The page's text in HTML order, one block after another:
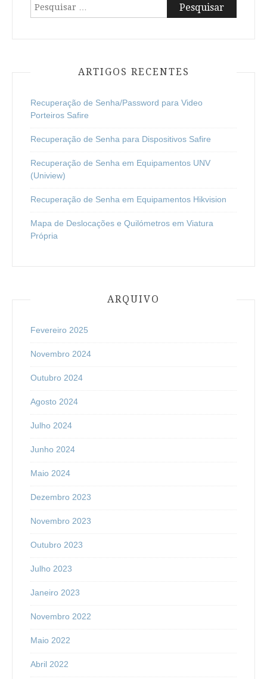
Pesquisar
por:
ARTIGOS RECENTES
Recuperação de Senha/Password para Video
Porteiros Safire
Recuperação de Senha para Dispositivos Safire
Recuperação de Senha em Equipamentos UNV
(Uniview)
Recuperação de Senha em Equipamentos Hikvision
Mapa de Deslocações e Quilómetros em Viatura
Própria
ARQUIVO
Fevereiro 2025
Novembro 2024
Outubro 2024
Agosto 2024
Julho 2024
Junho 2024
Maio 2024
Dezembro 2023
Novembro 2023
Outubro 2023
Julho 2023
Janeiro 2023
Novembro 2022
Maio 2022
Abril 2022